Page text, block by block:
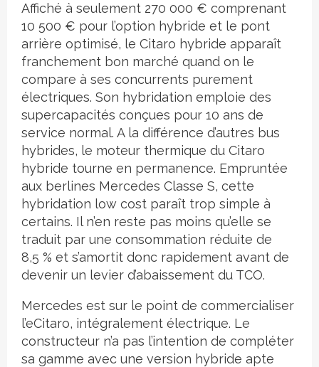
Affiché à seulement 270 000 € comprenant
10 500 € pour l’option hybride et le pont
arrière optimisé, le Citaro hybride apparaît
franchement bon marché quand on le
compare à ses concurrents purement
électriques. Son hybridation emploie des
supercapacités conçues pour 10 ans de
service normal. A la différence d’autres bus
hybrides, le moteur thermique du Citaro
hybride tourne en permanence. Empruntée
aux berlines Mercedes Classe S, cette
hybridation low cost paraît trop simple à
certains. Il n’en reste pas moins qu’elle se
traduit par une consommation réduite de
8,5 % et s’amortit donc rapidement avant de
devenir un levier d’abaissement du TCO.
Mercedes est sur le point de commercialiser
l’eCitaro, intégralement électrique. Le
constructeur n’a pas l’intention de compléter
sa gamme avec une version hybride apte